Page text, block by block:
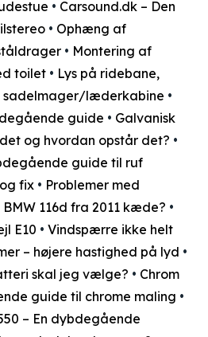
• Carsound.dk – Den
• Ophæng af
• Montering af
toilet • Lys på ridebane,
sadelmager/læderkabine •
guide • Galvanisk
og hvordan opstår det? •
guide til ruf
fix • Problemer med
BMW 116d fra 2011 kæde? •
E10 • Vindspærre ikke helt
– højere hastighed på lyd •
skal jeg vælge? • Chrom
guide til chrome maling •
– En dybdegående